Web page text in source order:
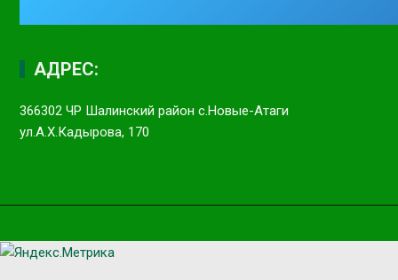
АДРЕС:
366302 ЧР Шалинский район с.Новые-Атаги
ул.А.Х.Кадырова, 170